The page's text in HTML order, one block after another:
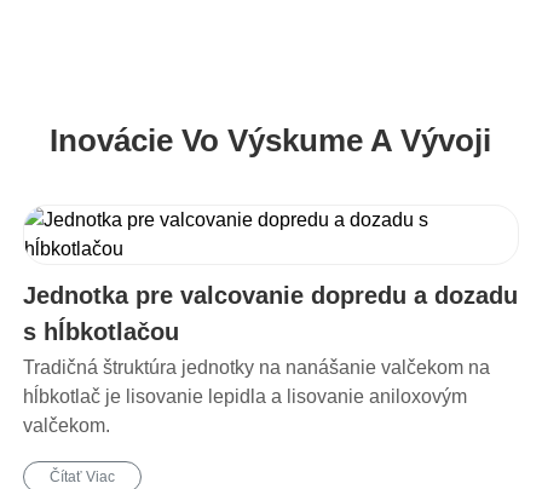
Inovácie Vo Výskume A Vývoji
Jednotka pre valcovanie dopredu a dozadu
s hĺbkotlačou
Tradičná štruktúra jednotky na nanášanie valčekom na
hĺbkotlač je lisovanie lepidla a lisovanie aniloxovým
valčekom.
Čítať Viac